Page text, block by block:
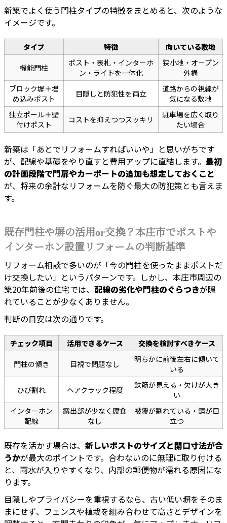
新築でよく使う門柱タイプの特徴をまとめると、次のような
イメージです。
タイプ 特徴 向いている敷地
機能門柱
ポスト・表札・インターホ
ン・ライトを一体化
狭小地・オープン
外構
ブロック塀＋埋
め込みポスト
目隠しと防犯性を両立
道路からの視線が
気になる敷地
独立ポール＋壁
付けポスト
コストを抑えつつスッキリ
駐車場を広く取り
たい場合
新築は「あとでリフォームすればいいや」と思いがちです
が、配線や基礎をやり直すと費用アップに直結します。 最初
の計画段階で門扉やカーポートの追加も想定しておくこと
が、将来の余計なリフォームを防ぐ最大の防犯策とも言えま
す。
既存門柱や塀の活用or交換？本庄市でポストや
インターホン設置リフォームの判断基準
リフォーム相談で多いのが「今の門柱を使ったままポストだ
け交換したい」というパターンです。しかし、本庄市周辺の
築20年前後の住宅では、 配線の劣化や門柱のぐらつきが隠
れていることが少なくありません。
判断の目安は次の通りです。
チェック項目 活用できるケース 交換を検討すべきケース
門柱の傾き 目視で問題なし
明らかに前後左右に傾いて
いる
ひび割れ ヘアクラック程度
鉄筋が見える・欠けが大き
い
インターホン
配線
露出部が少なく腐食
なし
被覆が割れている・錆が目
立つ
既存を活かす場合は、 新しいポストのサイズと開口寸法が合
うかが最大のポイントです。合わないのに無理に取り付ける
と、雨水が入りやすくなり、内部の郵便物が濡れる原因にな
ります。
目隠しやプライバシーを重視するなら、古い低い塀をそのま
まにせず、フェンスや植栽を組み合わせて高さとデザインを